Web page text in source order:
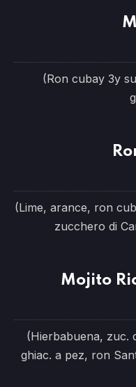
(Ron cubay 3y
(Lime, arance, ron
zucchero di
Mojito
(Hierbabuena, zuc.
ghiac. a pez, ron